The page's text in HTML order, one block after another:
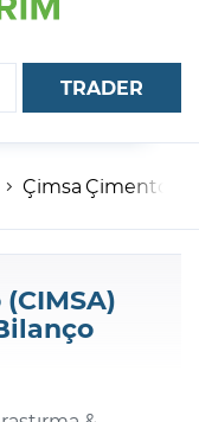
TRADER
Çimsa Çimento